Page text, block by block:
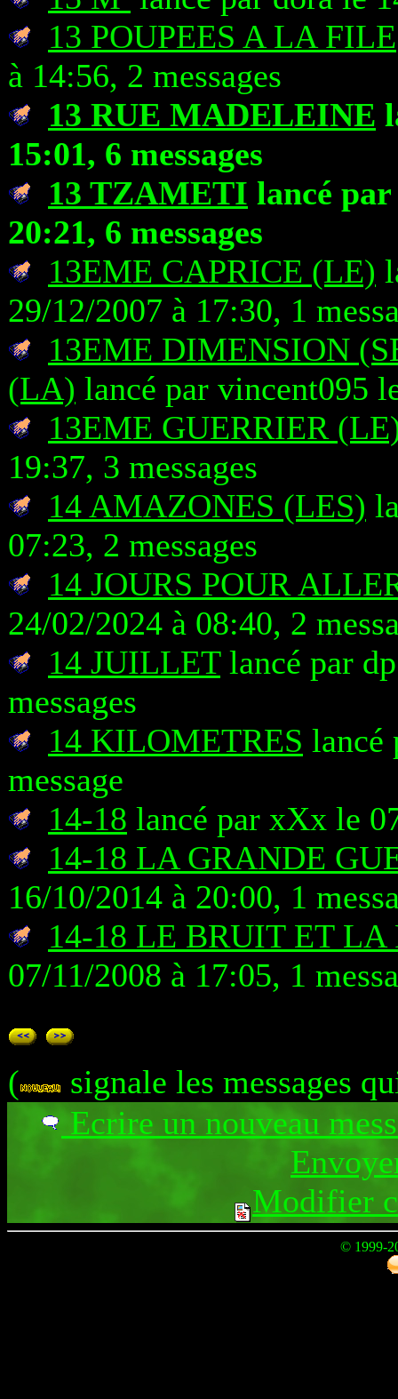
13 POUPEES A LA FILE
à 14:56, 2 messages
13 RUE MADELEINE
15:01, 6 messages
13 TZAMETI lancé
20:21, 6 messages
13EME CAPRICE (LE)
29/12/2007 à 17:30, 1
13EME DIMENSION
(LA) lancé par vincent095
13EME GUERRIER
19:37, 3 messages
14 AMAZONES (LES)
07:23, 2 messages
14 JOURS POUR
24/02/2024 à 08:40, 2
14 JUILLETlancé par
messages
14 KILOMETRES lancé
message
14-18 lancé par xXx le
14-18 LA GRANDE
16/10/2014 à 20:00, 1
14-18 LE BRUIT ET LA
07/11/2008 à 17:05, 1
(
signale les messages
Ecrire un nouveau
Modifier
© 1999-